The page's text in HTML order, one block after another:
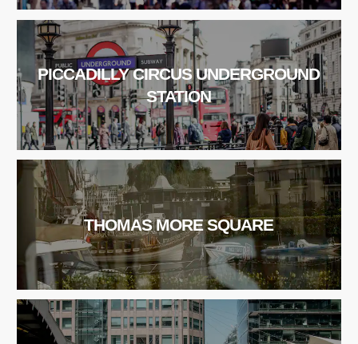
PICCADILLY CIRCUS UNDERGROUND
STATION
THOMAS MORE SQUARE